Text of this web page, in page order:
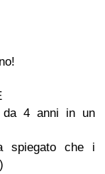
da 4 anni in un
spiegato che i